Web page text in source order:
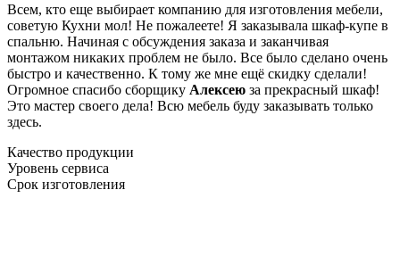
Всем, кто еще выбирает компанию для изготовления мебели,
советую Кухни мол! Не пожалеете! Я заказывала шкаф-купе в
спальню. Начиная с обсуждения заказа и заканчивая
монтажом никаких проблем не было. Все было сделано очень
быстро и качественно. К тому же мне ещё скидку сделали!
Огромное спасибо сборщику Алексею за прекрасный шкаф!
Это мастер своего дела! Всю мебель буду заказывать только
здесь.
Качество продукции
Уровень сервиса
Срок изготовления